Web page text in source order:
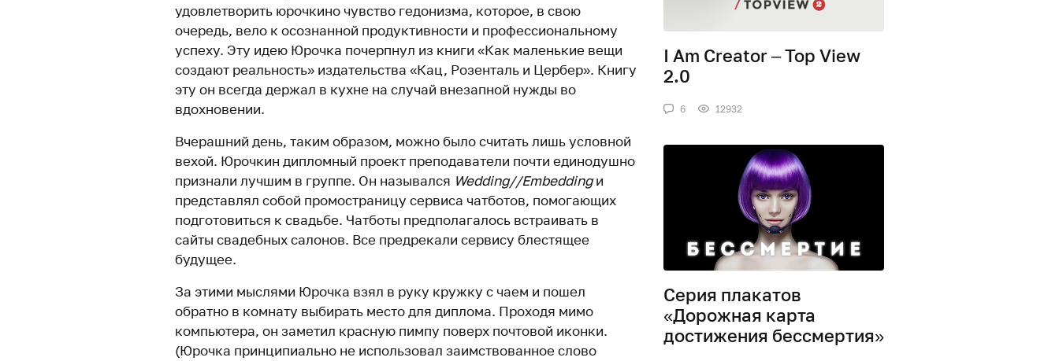
удовлетворить юрочкино чувство гедонизма, которое, в свою
очередь, вело к осознанной продуктивности и профессиональному
успеху. Эту идею Юрочка почерпнул из книги «Как маленькие вещи
создают реальность» издательства «Кац, Розенталь и Цербер». Книгу
эту он всегда держал в кухне на случай внезапной нужды во
вдохновении.
Вчерашний день, таким образом, можно было считать лишь условной
вехой. Юрочкин дипломный проект преподаватели почти единодушно
признали лучшим в группе. Он назывался Wedding//Embeddingи
представлял собой промостраницу сервиса чатботов, помогающих
подготовиться к свадьбе. Чатботы предполагалось встраивать в
сайты свадебных салонов. Все предрекали сервису блестящее
будущее.
За этими мыслями Юрочка взял в руку кружку с чаем и пошел
обратно в комнату выбирать место для диплома. Проходя мимо
компьютера, он заметил красную пимпу поверх почтовой иконки.
(Юрочка принципиально не использовал заимствованное слово
I Am Creator – Top View
2.0
6 12932
Серия плакатов
«Дорожная карта
достижения бессмертия»